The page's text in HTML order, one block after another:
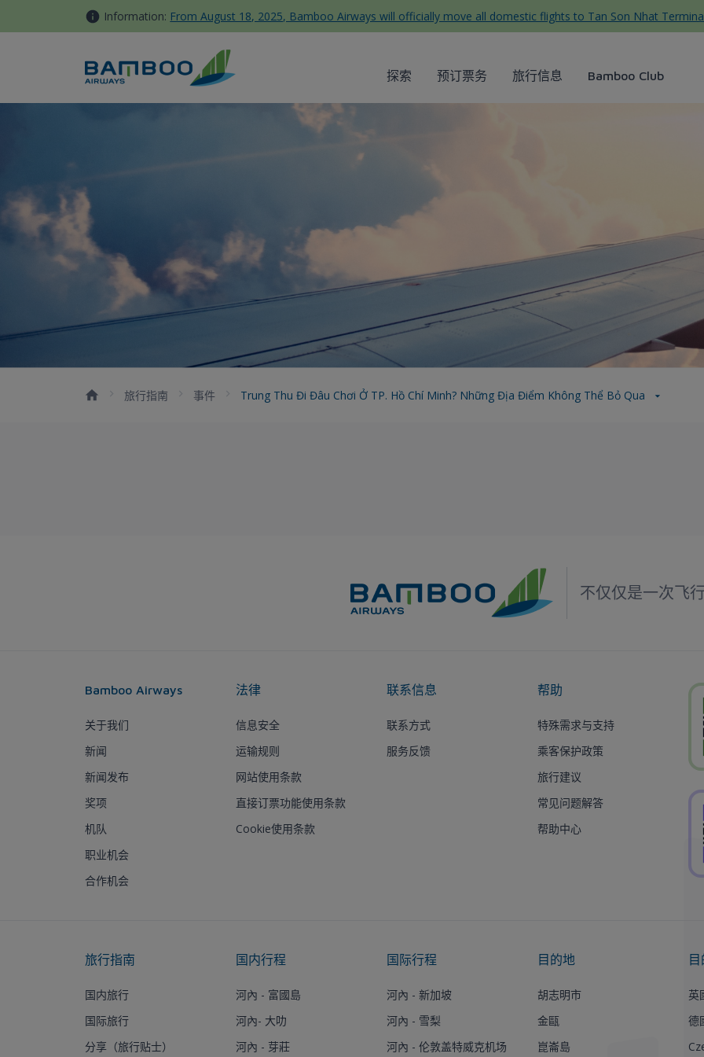
Information: From August 18, 2025, Bamboo Airways will officially move all domestic flights to Tan Son Nhat
探索 预订票务 旅行信息 Bamboo Club
Trung thu đi đâu chơi ở TP. Hồ Chí Minh? Những địa
旅行指南 事件 Trung Thu Đi Đâu Chơi Ở TP. Hồ Chí Minh? Những Địa Điểm Không Thể Bỏ Qua
不仅仅是一次飞
Bamboo Airways
关于我们
新闻
新闻发布
奖项
机队
职业机会
合作机会
法律
信息安全
运输规则
网站使用条款
直接订票功能使用条款
Cookie使用条款
联系信息
联系方式
服务反馈
帮助
特殊需求与支持
乘客保护政策
旅行建议
常见问题解答
帮助中心
旅行指南
国内旅行
国际旅行
分享（旅行贴士）
国内行程
河內 - 富國島
河內- 大叻
河內 - 芽莊
国际行程
河內 - 新加坡
河內 - 雪梨
河內 - 伦敦盖特威克机场
目的地
胡志明市
金甌
崑崙島
英
德